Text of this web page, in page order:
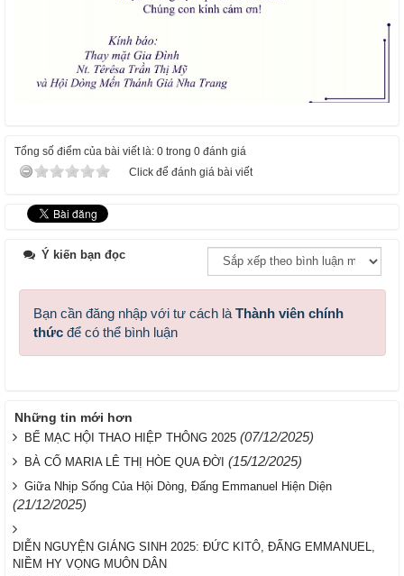
Tổng số điểm của bài viết là: 0 trong 0 đánh giá
Click để đánh giá bài viết
Ý kiến bạn đọc
Bạn cần đăng nhập với tư cách là Thành viên chính
thức để có thể bình luận
Những tin mới hơn
BẾ MẠC HỘI THAO HIỆP THÔNG 2025 (07/12/2025)
BÀ CỐ MARIA LÊ THỊ HÒE QUA ĐỜI (15/12/2025)
Giữa Nhịp Sống Của Hội Dòng, Đấng Emmanuel Hiện Diện
(21/12/2025)
DIỄN NGUYỆN GIÁNG SINH 2025: ĐỨC KITÔ, ĐẤNG EMMANUEL,
NIỀM HY VỌNG MUÔN DÂN